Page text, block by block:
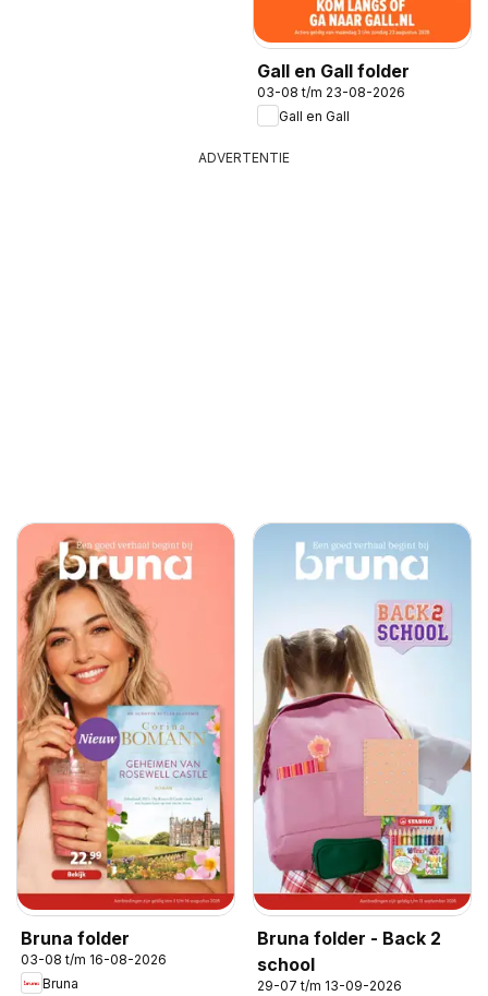
Gall en Gall folder
03-08 t/m 23-08-2026
Gall en Gall
ADVERTENTIE
Bruna folder
03-08 t/m 16-08-2026
Bruna
Bruna folder - Back 2
school
29-07 t/m 13-09-2026